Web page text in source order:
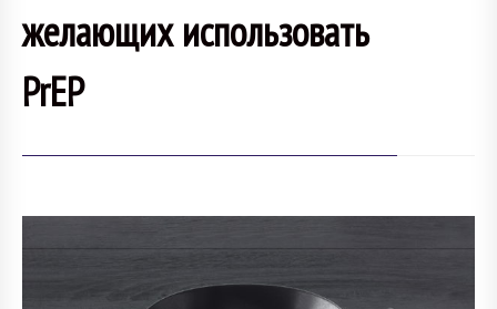
желающих использовать
PrEP